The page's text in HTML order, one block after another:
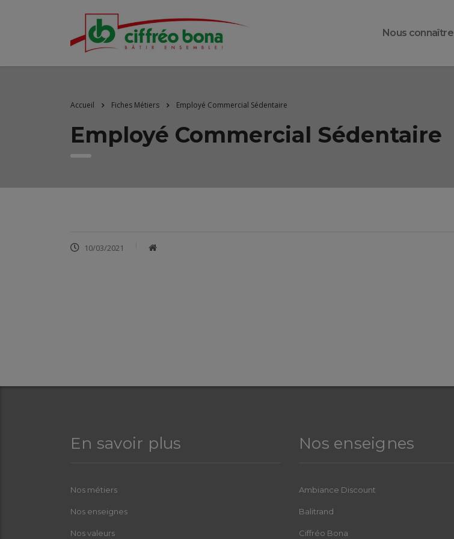
Nous connaître
Accueil Fiches Métiers Employé Commercial Sédentaire
Employé Commercial Sédentaire
10/03/2021
En savoir plus
Nos métiers
Nos enseignes
Nos valeurs
Nos enseignes
Ambiance Discount
Balitrand
Ciffréo Bona